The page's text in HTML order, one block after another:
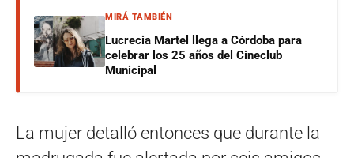
MIRÁ TAMBIÉN
Lucrecia Martel llega a Córdoba para
celebrar los 25 años del Cineclub
Municipal
La mujer detalló entonces que durante la